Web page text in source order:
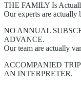
THE FAMILY Is
Our experts are actually
NO ANNUAL
ADVANCE.
Our team are actually
ACCOMPANIED
AN INTERPRETER.